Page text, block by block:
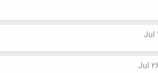
Jul
Jul